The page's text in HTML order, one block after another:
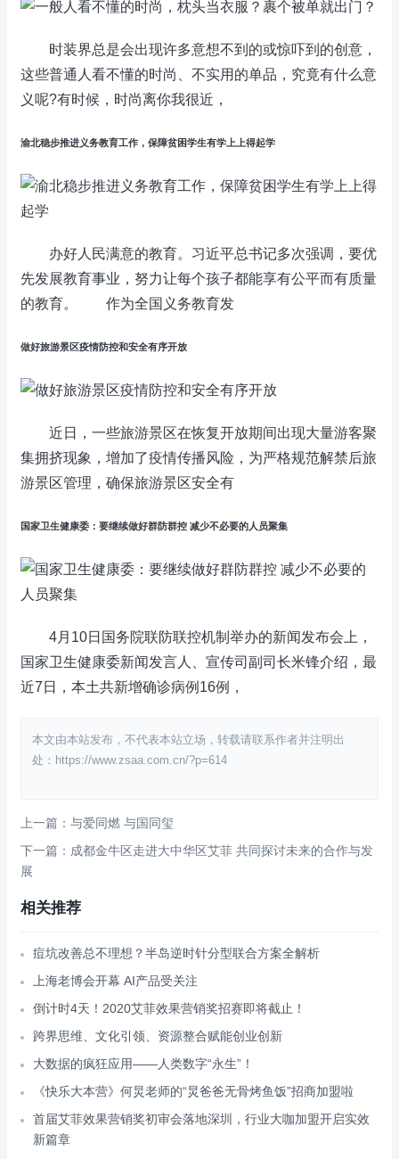
时装界总是会出现许多意想不到的或惊吓到的创意，
这些普通人看不懂的时尚、不实用的单品，究竟有什么意
义呢?有时候，时尚离你我很近，
渝北稳步推进义务教育工作，保障贫困学生有学上上得起学
办好人民满意的教育。习近平总书记多次强调，要优
先发展教育事业，努力让每个孩子都能享有公平而有质量
的教育。 作为全国义务教育发
做好旅游景区疫情防控和安全有序开放
近日，一些旅游景区在恢复开放期间出现大量游客聚
集拥挤现象，增加了疫情传播风险，为严格规范解禁后旅
游景区管理，确保旅游景区安全有
国家卫生健康委：要继续做好群防群控 减少不必要的人员聚集
4月10日国务院联防联控机制举办的新闻发布会上，
国家卫生健康委新闻发言人、宣传司副司长米锋介绍，最
近7日，本土共新增确诊病例16例，
本文由本站发布，不代表本站立场，转载请联系作者并注明出
处：https://www.zsaa.com.cn/?p=614
上一篇：与爱同燃 与国同玺
下一篇：成都金牛区走进大中华区艾菲 共同探讨未来的合作与发
展
相关推荐
痘坑改善总不理想？半岛逆时针分型联合方案全解析
上海老博会开幕 AI产品受关注
倒计时4天！2020艾菲效果营销奖招赛即将截止！
跨界思维、文化引领、资源整合赋能创业创新
大数据的疯狂应用——人类数字“永生”！
《快乐大本营》何炅老师的“炅爸爸无骨烤鱼饭”招商加盟啦
首届艾菲效果营销奖初审会落地深圳，行业大咖加盟开启实效
新篇章